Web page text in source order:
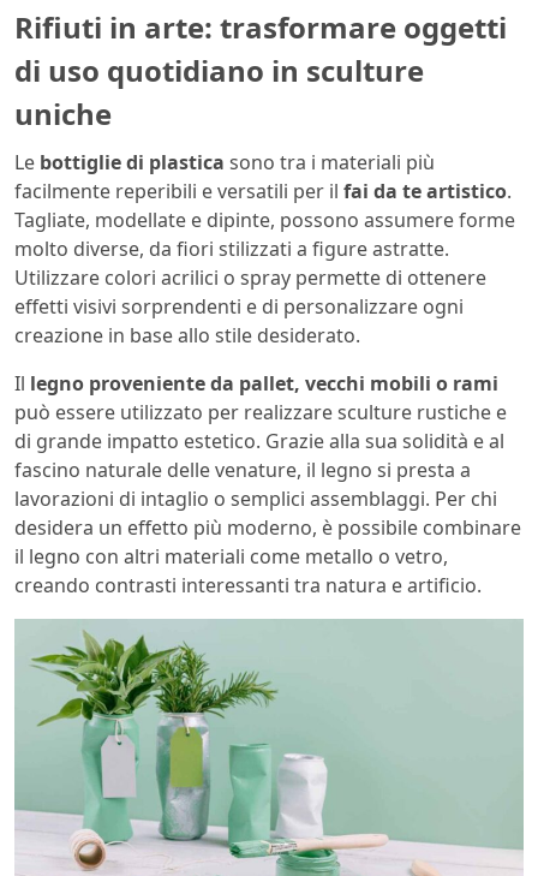
Rifiuti in arte: trasformare oggetti
di uso quotidiano in sculture
uniche
Le bottiglie di plastica sono tra i materiali più
facilmente reperibili e versatili per il fai da te artistico.
Tagliate, modellate e dipinte, possono assumere forme
molto diverse, da fiori stilizzati a figure astratte.
Utilizzare colori acrilici o spray permette di ottenere
effetti visivi sorprendenti e di personalizzare ogni
creazione in base allo stile desiderato.
Il legno proveniente da pallet, vecchi mobili o rami
può essere utilizzato per realizzare sculture rustiche e
di grande impatto estetico. Grazie alla sua solidità e al
fascino naturale delle venature, il legno si presta a
lavorazioni di intaglio o semplici assemblaggi. Per chi
desidera un effetto più moderno, è possibile combinare
il legno con altri materiali come metallo o vetro,
creando contrasti interessanti tra natura e artificio.